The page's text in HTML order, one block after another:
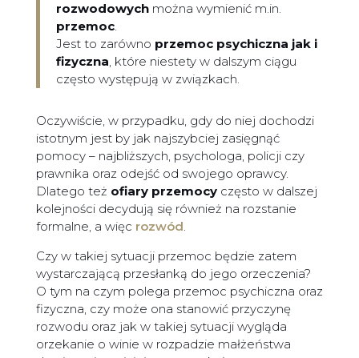
rozwodowychmożna wymienić m.in.
przemoc.
Jest to zarówno przemoc psychiczna jak i
fizyczna, które niestety w dalszym ciągu
często występują w związkach.
Oczywiście, w przypadku, gdy do niej dochodzi
istotnym jest by jak najszybciej zasięgnąć
pomocy – najbliższych, psychologa, policji czy
prawnika oraz odejść od swojego oprawcy.
Dlatego też ofiary przemocyczęsto w dalszej
kolejności decydują się również na rozstanie
formalne, a więc rozwód.
Czy w takiej sytuacji przemoc będzie zatem
wystarczającą przesłanką do jego orzeczenia?
O tym na czym polega przemoc psychiczna oraz
fizyczna, czy może ona stanowić przyczynę
rozwodu oraz jak w takiej sytuacji wygląda
orzekanie o winie w rozpadzie małżeństwa